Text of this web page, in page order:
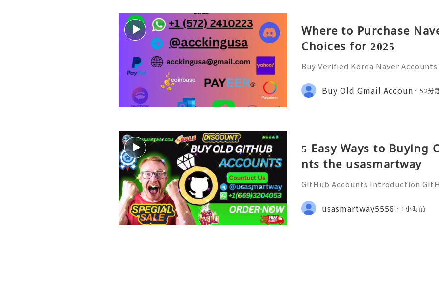
Where to Purchase
Choices for 2025
Buy Verified Korea Naver
age search, shopping, payments,
trusted account. accking
Buy Old Gmail Accoun 52分
5 Easy Ways to Buying
nts the usasmartway
GitHub Accounts Introduction
ions of developers, businesses,
ommunities. It is much m
usasmartway5556 1小時前